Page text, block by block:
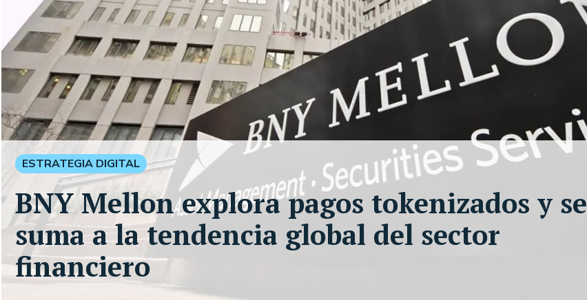
ESTRATEGIA DIGITAL
BNY Mellon explora pagos tokenizados y se
suma a la tendencia global del sector
financiero